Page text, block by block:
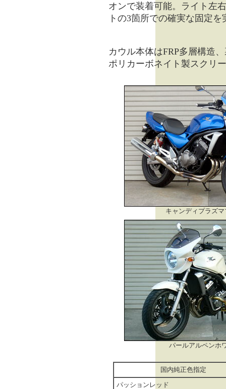
オンで装着可能。ライト左
トの3箇所での確実な固定
カウル本体はFRP多層構造
ポリカーボネイト製スクリ
キャンディプラズ
パールアルペンホ
国内純正色指定
パッションレッド